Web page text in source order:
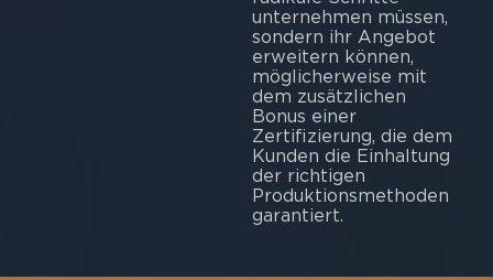
unternehmen müssen,
sondern ihr Angebot
erweitern können,
möglicherweise mit
dem zusätzlichen
Bonus einer
Zertifizierung, die dem
Kunden die Einhaltung
der richtigen
Produktionsmethoden
garantiert.